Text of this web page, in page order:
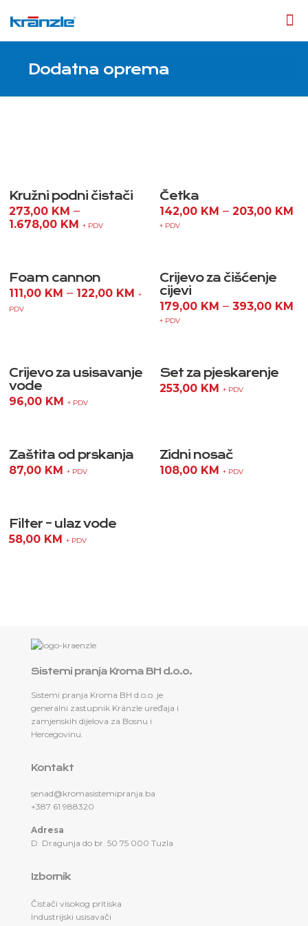
Dodatna oprema
Kružni podni čistači
273,00 KM –
1.678,00 KM + PDV
Četka
142,00 KM –203,00 KM
+ PDV
Foam cannon
111,00 KM – 122,00 KM
+
PDV
Crijevo za čišćenje
cijevi
179,00 KM –393,00 KM
+ PDV
Crijevo za usisavanje
vode
96,00 KM + PDV
Set za pjeskarenje
253,00 KM + PDV
Zaštita od prskanja
87,00 KM + PDV
Zidni nosač
108,00 KM + PDV
Filter – ulaz vode
58,00 KM + PDV
Sistemi pranja Kroma BH d.o.o.
Sistemi pranja Kroma BH d.o.o. je
generalni zastupnik Kränzle uređaja i
zamjenskih dijelova za Bosnu i
Hercegovinu.
Kontakt
senad@kromasistemipranja.ba
+387 61 988320
Adresa
D. Dragunja do br. 50 75 000 Tuzla
Izbornik
Čistači visokog pritiska
Industrijski usisavači